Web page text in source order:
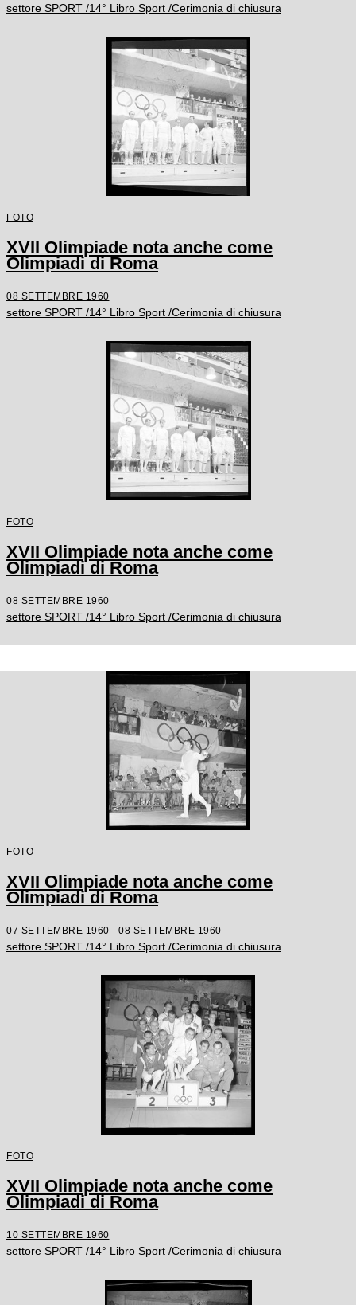
settore SPORT /14° Libro Sport /Cerimonia di chiusura
FOTO
XVII Olimpiade nota anche come
Olimpiadi di Roma
08 SETTEMBRE 1960
settore SPORT /14° Libro Sport /Cerimonia di chiusura
FOTO
XVII Olimpiade nota anche come
Olimpiadi di Roma
08 SETTEMBRE 1960
settore SPORT /14° Libro Sport /Cerimonia di chiusura
FOTO
XVII Olimpiade nota anche come
Olimpiadi di Roma
07 SETTEMBRE 1960 - 08 SETTEMBRE 1960
settore SPORT /14° Libro Sport /Cerimonia di chiusura
FOTO
XVII Olimpiade nota anche come
Olimpiadi di Roma
10 SETTEMBRE 1960
settore SPORT /14° Libro Sport /Cerimonia di chiusura